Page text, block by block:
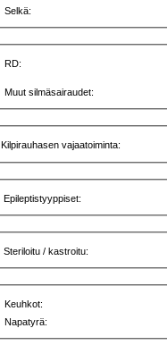
Selkä:
RD:
Muut silmäsairaudet:
Kilpirauhasen vajaatoiminta:
Epileptistyyppiset:
Steriloitu / kastroitu:
Keuhkot:
Napatyrä: